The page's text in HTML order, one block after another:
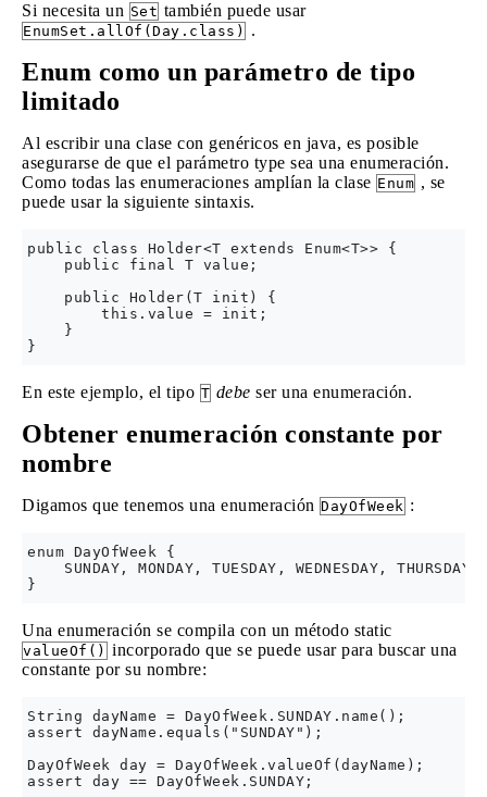
Si necesita un Set también puede usar
EnumSet.allOf(Day.class) .
Enum como un parámetro de tipo
limitado
Al escribir una clase con genéricos en java, es posible
asegurarse de que el parámetro type sea una enumeración.
Como todas las enumeraciones amplían la clase Enum , se
puede usar la siguiente sintaxis.
public class Holder<T extends Enum<T>> {
    public final T value;
    public Holder(T init) {
        this.value = init;
    }
En este ejemplo, el tipo T debe ser una enumeración.
Obtener enumeración constante por
nombre
Digamos que tenemos una enumeración DayOfWeek :
enum DayOfWeek {
SUNDAY, MONDAY, TUESDAY, WEDNESDAY, THURSDAY,
Una enumeración se compila con un método static
valueOf() incorporado que se puede usar para buscar una
constante por su nombre:
String dayName = DayOfWeek.SUNDAY.name();
assert dayName.equals("SUNDAY");
DayOfWeek day = DayOfWeek.valueOf(dayName);